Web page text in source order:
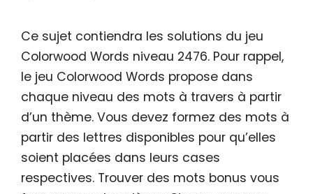
Ce sujet contiendra les solutions du jeu
Colorwood Words niveau 2476. Pour rappel,
le jeu Colorwood Words propose dans
chaque niveau des mots à travers à partir
d’un thème. Vous devez formez des mots à
partir des lettres disponibles pour qu’elles
soient placées dans leurs cases
respectives. Trouver des mots bonus vous